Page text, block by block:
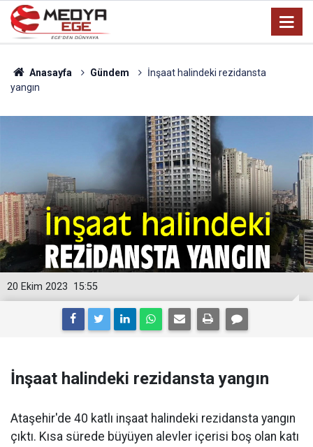
Anasayfa Gündem
İnşaat halindeki rezidansta
yangın
15:55
20 Ekim 2023
İnşaat halindeki rezidansta yangın
Ataşehir'de 40 katlı inşaat halindeki rezidansta yangın
çıktı. Kısa sürede büyüyen alevler içerisi boş olan katı